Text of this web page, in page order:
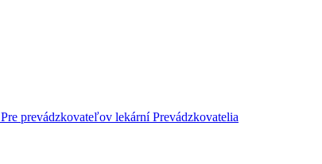
Pre prevádzkovateľov lekární Prevádzkovatelia